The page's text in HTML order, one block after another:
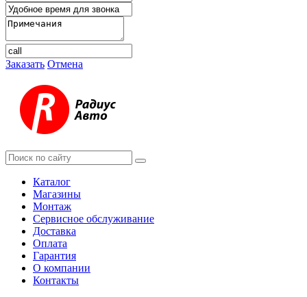
Заказать Отмена
Каталог
Магазины
Монтаж
Сервисное обслуживание
Доставка
Оплата
Гарантия
О компании
Контакты